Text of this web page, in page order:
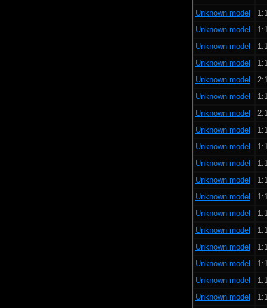
Unknown model
Unknown model
Unknown model
Unknown model
Unknown model
Unknown model
Unknown model
Unknown model
Unknown model
Unknown model
Unknown model
Unknown model
Unknown model
Unknown model
Unknown model
Unknown model
Unknown model
Unknown model